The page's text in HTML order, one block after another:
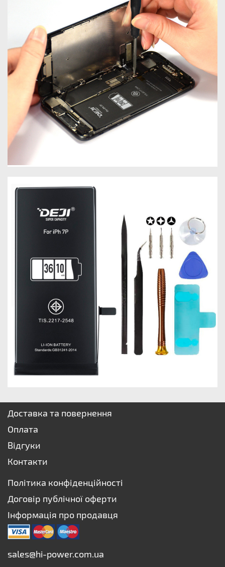
Доставка та повернення
Оплата
Відгуки
Контакти
Політика конфіденційності
Договір публічної оферти
Інформація про продавця
sales@hi-power.com.ua